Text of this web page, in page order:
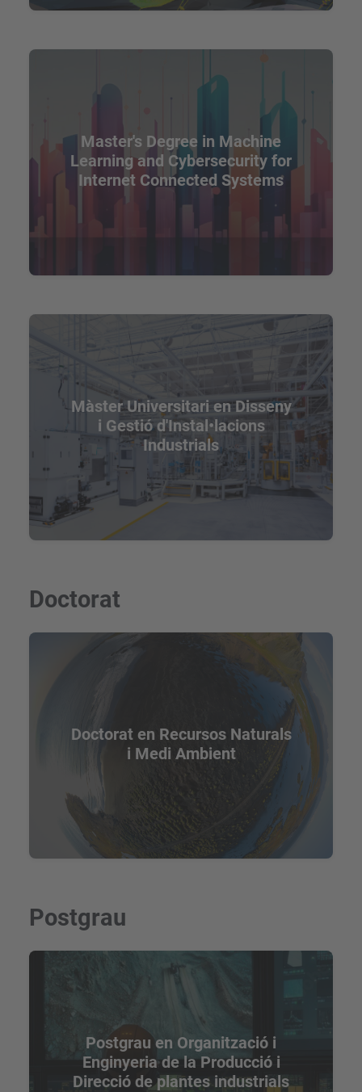
Master's Degree in Machine
Learning and Cybersecurity for
Internet Connected Systems
Màster Universitari en Disseny
i Gestió d'Instal•lacions
Industrials
Doctorat
Doctorat en Recursos Naturals
i Medi Ambient
Postgrau
Postgrau en Organització i
Enginyeria de la Producció i
Direcció de plantes industrials